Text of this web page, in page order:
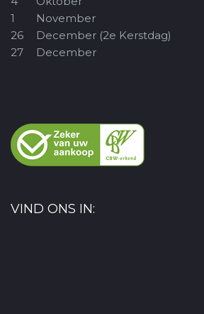
1
November
26
December (2e Kerstdag)
27
December
VIND ONS IN: